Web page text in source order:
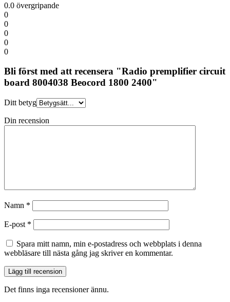
0.0 övergripande
0
0
0
0
0
Bli först med att recensera "Radio premplifier circuit
board 8004038 Beocord 1800 2400"
Ditt betyg
Din recension
Namn *
E-post *
Spara mitt namn, min e-postadress och webbplats i denna
webbläsare till nästa gång jag skriver en kommentar.
Det finns inga recensioner ännu.